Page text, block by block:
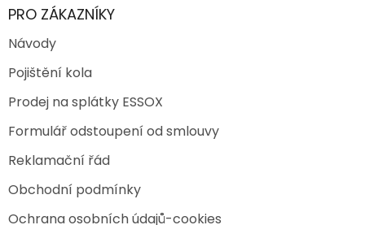
PRO ZÁKAZNÍKY
Návody
Pojištění kola
Prodej na splátky ESSOX
Formulář odstoupení od smlouvy
Reklamační řád
Obchodní podmínky
Ochrana osobních údajů-cookies